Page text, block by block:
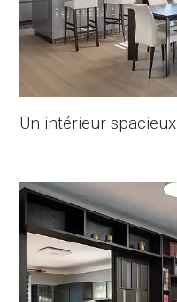
Un intérieur spacieux